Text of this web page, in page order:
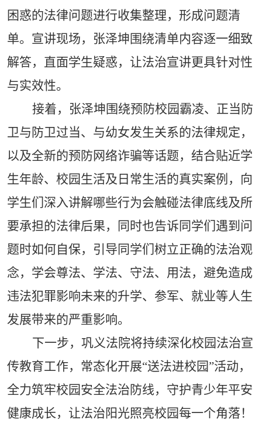
困惑的法律问题进行收集整理，形成问题清
单。宣讲现场，张泽坤围绕清单内容逐一细致
解答，直面学生疑惑，让法治宣讲更具针对性
与实效性。
接着，张泽坤围绕预防校园霸凌、正当防
卫与防卫过当、与幼女发生关系的法律规定，
以及全新的预防网络诈骗等话题，结合贴近学
生年龄、校园生活及日常生活的真实案例，向
学生们深入讲解哪些行为会触碰法律底线及所
要承担的法律后果，同时也告诉同学们遇到问
题时如何自保，引导同学们树立正确的法治观
念，学会尊法、学法、守法、用法，避免造成
违法犯罪影响未来的升学、参军、就业等人生
发展带来的严重影响。
下一步，巩义法院将持续深化校园法治宣
传教育工作，常态化开展“送法进校园”活动，
全力筑牢校园安全法治防线，守护青少年平安
健康成长，让法治阳光照亮校园每一个角落！